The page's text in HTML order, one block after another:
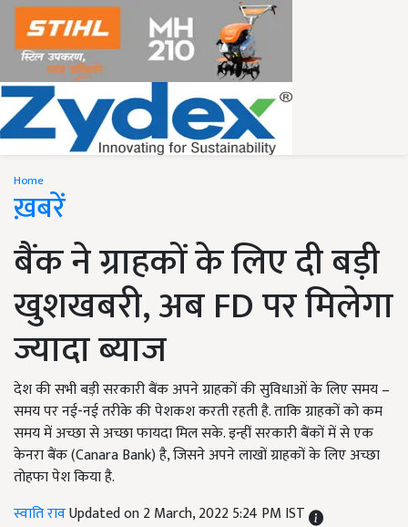
Home
ख़बरें
बैंक ने ग्राहकों के लिए दी बड़ी
खुशखबरी, अब FD पर मिलेगा
ज्यादा ब्याज
देश की सभी बड़ी सरकारी बैंक अपने ग्राहकों की सुविधाओं के लिए समय –
समय पर नई-नई तरीके की पेशकश करती रहती है. ताकि ग्राहकों को कम
समय में अच्छा से अच्छा फायदा मिल सके. इन्हीं सरकारी बैंकों में से एक
केनरा बैंक (Canara Bank) है, जिसने अपने लाखों ग्राहकों के लिए अच्छा
तोहफा पेश किया है.
स्वाति रावUpdated on 2 March, 2022 5:24 PM IST